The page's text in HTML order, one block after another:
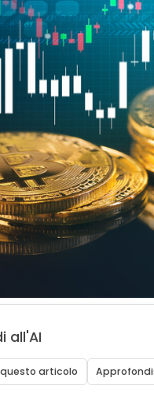
all'AI
articolo